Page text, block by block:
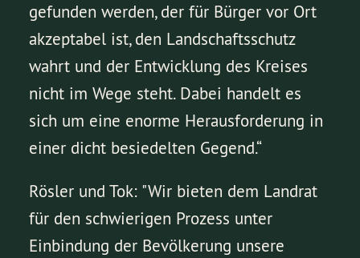
gefunden werden, der für Bürger vor Ort
akzeptabel ist, den Landschaftsschutz
wahrt und der Entwicklung des Kreises
nicht im Wege steht. Dabei handelt es
sich um eine enorme Herausforderung in
einer dicht besiedelten Gegend.“
Rösler und Tok: "Wir bieten dem Landrat
für den schwierigen Prozess unter
Einbindung der Bevölkerung unsere